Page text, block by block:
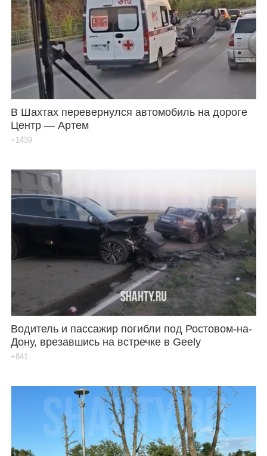
В Шахтах перевернулся автомобиль на дороге
Центр — Артем
+1439
Водитель и пассажир погибли под Ростовом-на-
Дону, врезавшись на встречке в Geely
+841